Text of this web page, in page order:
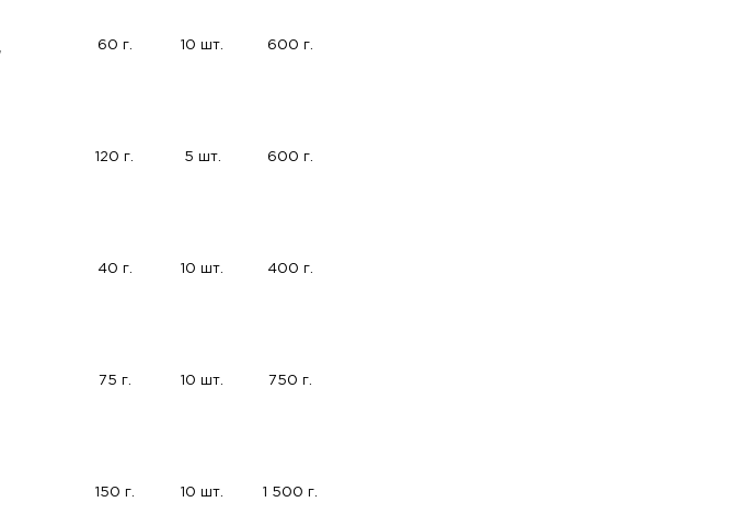
60 г. 10 шт. 600 г.
120 г. 5 шт. 600 г.
40 г. 10 шт. 400 г.
75 г. 10 шт. 750 г.
150 г. 10 шт. 1 500 г.